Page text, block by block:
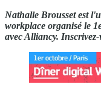
Nathalie Brousset est
workplace organisé le
avec Alliancy.